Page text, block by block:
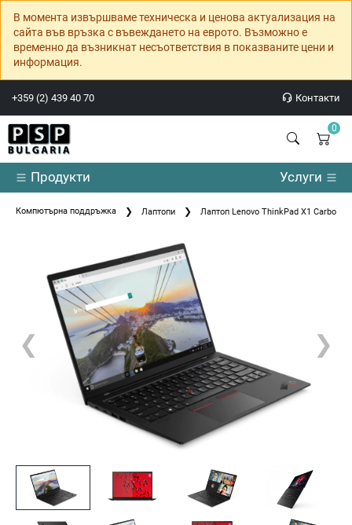
В момента извършваме техническа и ценова актуализация на
сайта във връзка с въвеждането на еврото. Възможно е
временно да възникнат несъответствия в показваните цени и
информация.
+359 (2) 439 40 70 Контакти
0
Продукти Услуги
Компютърна поддръжка Лаптопи Лаптоп Lenovo ThinkPad X1 Carbon
❮ ❯